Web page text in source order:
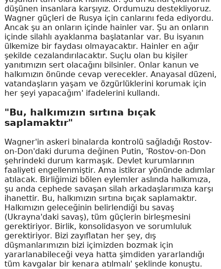
düşünen insanlara karşıyız. Ordumuzu destekliyoruz.
Wagner güçleri de Rusya için canlarını feda ediyordu.
Ancak şu an onların içinde hainler var. Şu an onların
içinde silahlı ayaklanma başlatanlar var. Bu isyanın
ülkemize bir faydası olmayacaktır. Hainler en ağır
şekilde cezalandırılacaktır. Suçlu olan bu kişiler
yanıtımızın sert olacağını bilsinler. Onlar kanun ve
halkımızın önünde cevap verecekler. Anayasal düzeni,
vatandaşların yaşam ve özgürlüklerini korumak için
her şeyi yapacağım' ifadelerini kullandı.
"Bu, halkımızın sırtına bıçak
saplamaktır"
Wagner'in askeri binalarda kontrolü sağladığı Rostov-
on-Don'daki duruma değinen Putin, 'Rostov-on-Don
şehrindeki durum karmaşık. Devlet kurumlarının
faaliyeti engellenmiştir. Ama istikrar yönünde adımlar
atılacak. Birliğimizi bölen eylemler aslında halkımıza,
şu anda cephede savaşan silah arkadaşlarımıza karşı
ihanettir. Bu, halkımızın sırtına bıçak saplamaktır.
Halkımızın geleceğinin belirlendiği bu savaş
(Ukrayna'daki savaş), tüm güçlerin birleşmesini
gerektiriyor. Birlik, konsolidasyon ve sorumluluk
gerektiriyor. Bizi zayıflatan her şey, dış
düşmanlarımızın bizi içimizden bozmak için
yararlanabileceği veya hatta şimdiden yararlandığı
tüm kavgalar bir kenara atılmalı' şeklinde konuştu.